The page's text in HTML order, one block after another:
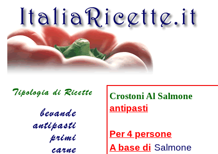
Crostoni Al Salmone
antipasti
Per 4 persone
A base di Salmone